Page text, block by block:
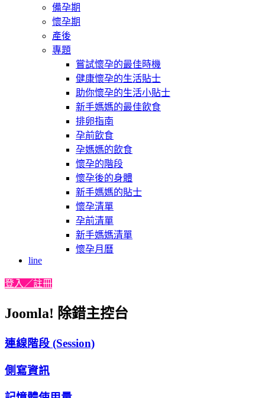
備孕期
懷孕期
產後
專題
嘗試懷孕的最佳時機
健康懷孕的生活貼士
助你懷孕的生活小貼士
新手媽媽的最佳飲食
排卵指南
孕前飲食
孕媽媽的飲食
懷孕的階段
懷孕後的身體
新手媽媽的貼士
懷孕清單
孕前清單
新手媽媽清單
懷孕月曆
line
登入／註冊
Joomla! 除錯主控台
連線階段 (Session)
側寫資訊